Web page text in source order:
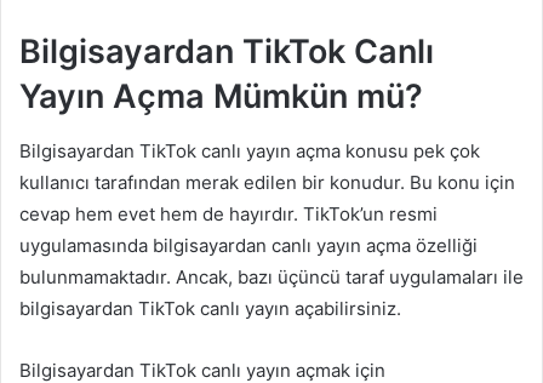
Bilgisayardan TikTok Canlı
Yayın Açma Mümkün mü?
Bilgisayardan TikTok canlı yayın açma konusu pek çok
kullanıcı tarafından merak edilen bir konudur. Bu konu için
cevap hem evet hem de hayırdır. TikTok’un resmi
uygulamasında bilgisayardan canlı yayın açma özelliği
bulunmamaktadır. Ancak, bazı üçüncü taraf uygulamaları ile
bilgisayardan TikTok canlı yayın açabilirsiniz.
Bilgisayardan TikTok canlı yayın açmak için